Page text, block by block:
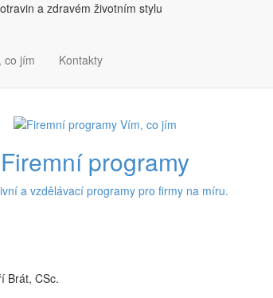
a zdravém životním stylu
co jím Kontakty
Firemní programy
a vzdělávací programy pro firmy na míru.
Brát, CSc.